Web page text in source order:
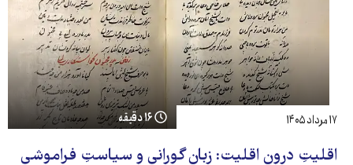
اقلیتِ درونِ اقلیت: زبان گورانی و سیاستِ فراموشی
۱۷ مرداد ۱۴۰۵ ۱۶ دقیقه